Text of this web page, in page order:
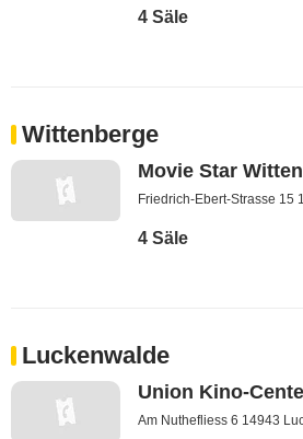
4 Säle
Wittenberge
Movie Star
Friedrich-Ebert-Strasse 15
4 Säle
Luckenwalde
Union Kino-
Am Nuthefliess 6 14943